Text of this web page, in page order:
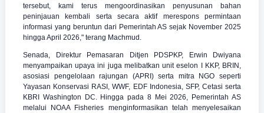
tersebut, kami terus mengoordinasikan penyusunan bahan
peninjauan kembali serta secara aktif merespons permintaan
informasi yang beruntun dari Pemerintah AS sejak November 2025
hingga April 2026," terang Machmud.
Senada, Direktur Pemasaran Ditjen PDSPKP, Erwin Dwiyana
menyampaikan upaya ini juga melibatkan unit eselon I KKP, BRIN,
asosiasi pengelolaan rajungan (APRI) serta mitra NGO seperti
Yayasan Konservasi RASI, WWF, EDF Indonesia, SFP, Cetasi serta
KBRI Washington DC. Hingga pada 8 Mei 2026, Pemerintah AS
melalui NOAA Fisheries menginformasikan telah menyelesaikan